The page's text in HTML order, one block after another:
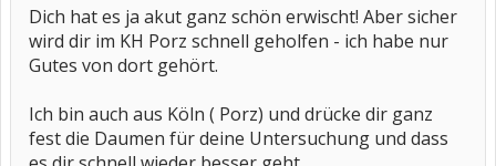
Dich hat es ja akut ganz schön erwischt! Aber sicher
wird dir im KH Porz schnell geholfen - ich habe nur
Gutes von dort gehört.
Ich bin auch aus Köln ( Porz) und drücke dir ganz
fest die Daumen für deine Untersuchung und dass